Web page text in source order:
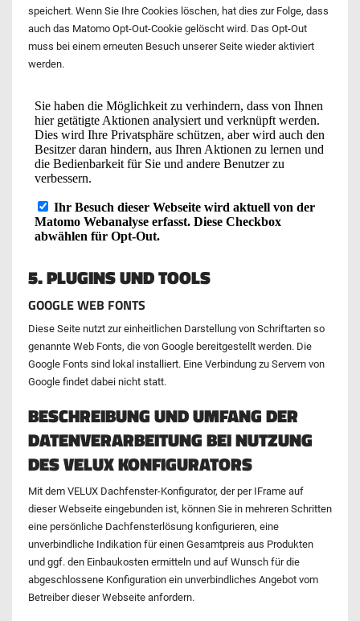
speichert. Wenn Sie Ihre Cookies löschen, hat dies zur Folge, dass
auch das Matomo Opt-Out-Cookie gelöscht wird. Das Opt-Out
muss bei einem erneuten Besuch unserer Seite wieder aktiviert
werden.
5. PLUGINS UND TOOLS
GOOGLE WEB FONTS
Diese Seite nutzt zur einheitlichen Darstellung von Schriftarten so
genannte Web Fonts, die von Google bereitgestellt werden. Die
Google Fonts sind lokal installiert. Eine Verbindung zu Servern von
Google findet dabei nicht statt.
BESCHREIBUNG UND UMFANG DER
DATENVERARBEITUNG BEI NUTZUNG
DES VELUX KONFIGURATORS
Mit dem VELUX Dachfenster-Konfigurator, der per IFrame auf
dieser Webseite eingebunden ist, können Sie in mehreren Schritten
eine persönliche Dachfensterlösung konfigurieren, eine
unverbindliche Indikation für einen Gesamtpreis aus Produkten
und ggf. den Einbaukosten ermitteln und auf Wunsch für die
abgeschlossene Konfiguration ein unverbindliches Angebot vom
Betreiber dieser Webseite anfordern.